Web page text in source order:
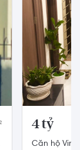
4 tỷ
Căn hộ